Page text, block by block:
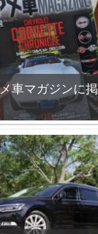
車マガジンに